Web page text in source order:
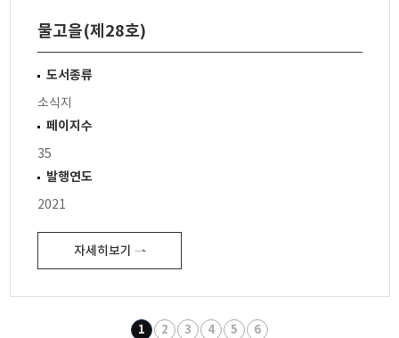
물고을(제28호)
도서종류
소식지
페이지수
35
발행연도
2021
자세히보기 ⇀
1 2 3 4 5 6